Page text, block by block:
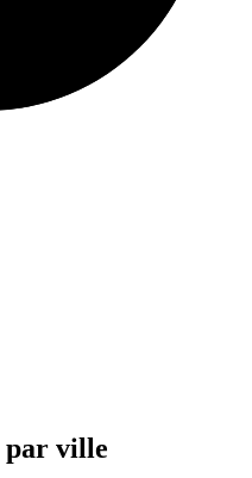
par ville